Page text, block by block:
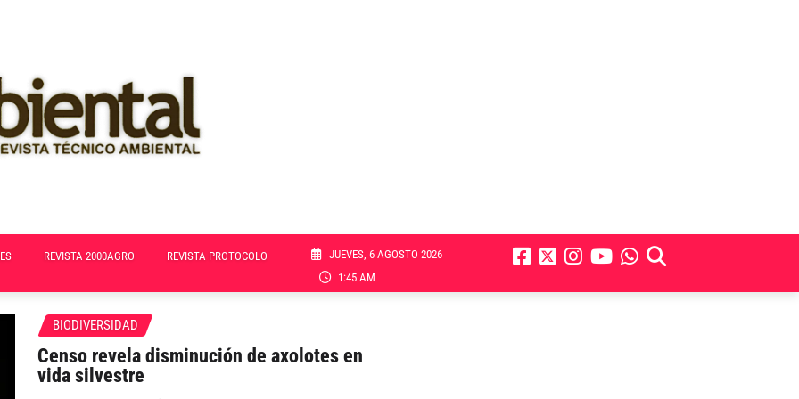
REVISTA 2000AGRO REVISTA PROTOCOLO
JUEVES, 6 AGOSTO 2026
1:45 AM
BIODIVERSIDAD
Censo revela disminución de axolotes en
vida silvestre